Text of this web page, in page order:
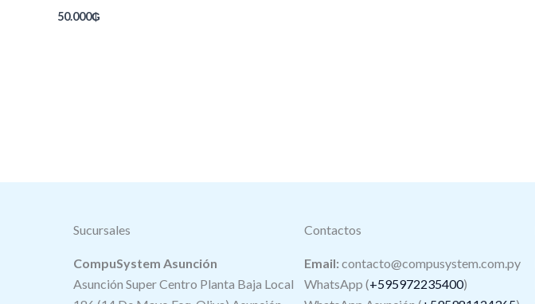
50.000₲
Sucursales Contactos
CompuSystem Asunción
Asunción Super Centro Planta Baja Local
Email: contacto@compusystem.com.py
WhatsApp (+595972235400)